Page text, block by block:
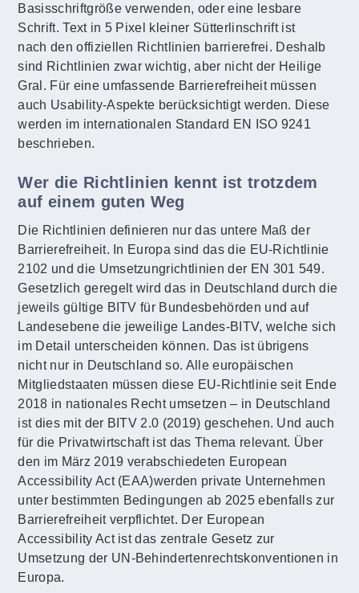
Basisschriftgröße verwenden, oder eine lesbare
Schrift. Text in 5 Pixel kleiner Sütterlinschrift ist
nach den offiziellen Richtlinien barrierefrei. Deshalb
sind Richtlinien zwar wichtig, aber nicht der Heilige
Gral. Für eine umfassende Barrierefreiheit müssen
auch Usability-Aspekte berücksichtigt werden. Diese
werden im internationalen Standard EN ISO 9241
beschrieben.
Wer die Richtlinien kennt ist trotzdem
auf einem guten Weg
Die Richtlinien definieren nur das untere Maß der
Barrierefreiheit. In Europa sind das die EU-Richtlinie
2102 und die Umsetzungrichtlinien der EN 301 549.
Gesetzlich geregelt wird das in Deutschland durch die
jeweils gültige BITV für Bundesbehörden und auf
Landesebene die jeweilige Landes-BITV, welche sich
im Detail unterscheiden können. Das ist übrigens
nicht nur in Deutschland so. Alle europäischen
Mitgliedstaaten müssen diese EU-Richtlinie seit Ende
2018 in nationales Recht umsetzen – in Deutschland
ist dies mit der BITV 2.0 (2019) geschehen. Und auch
für die Privatwirtschaft ist das Thema relevant. Über
den im März 2019 verabschiedeten European
Accessibility Act (EAA)werden private Unternehmen
unter bestimmten Bedingungen ab 2025 ebenfalls zur
Barrierefreiheit verpflichtet. Der European
Accessibility Act ist das zentrale Gesetz zur
Umsetzung der UN-Behindertenrechtskonventionen in
Europa.